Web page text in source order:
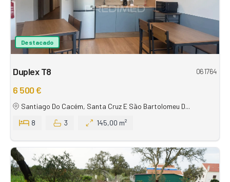
Destacado
Duplex T8 061764
6 500 €
Santiago Do Cacém, Santa Cruz E São Bartolomeu D...
8
3 145,00 m²